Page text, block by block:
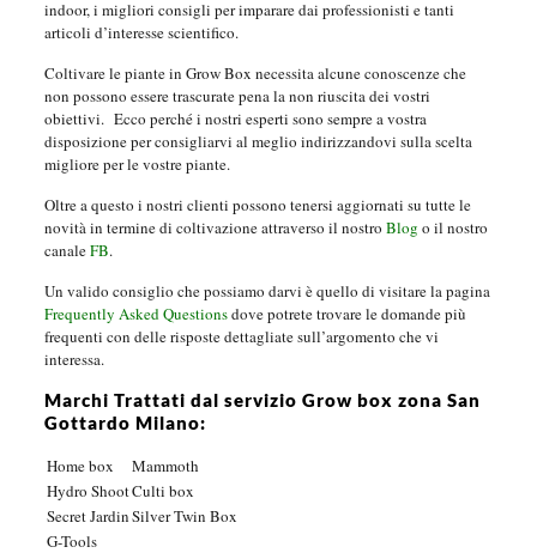
indoor, i migliori consigli per imparare dai professionisti e tanti
articoli d’interesse scientifico.
Coltivare le piante in Grow Box necessita alcune conoscenze che
non possono essere trascurate pena la non riuscita dei vostri
obiettivi. Ecco perché i nostri esperti sono sempre a vostra
disposizione per consigliarvi al meglio indirizzandovi sulla scelta
migliore per le vostre piante.
Oltre a questo i nostri clienti possono tenersi aggiornati su tutte le
novità in termine di coltivazione attraverso il nostro Blog o il nostro
canaleFB.
Un valido consiglio che possiamo darvi è quello di visitare la pagina
Frequently Asked Questionsdove potrete trovare le domande più
frequenti con delle risposte dettagliate sull’argomento che vi
interessa.
Marchi Trattati dal servizio Grow box zona San
Gottardo Milano:
Home box
Mammoth
Hydro ShootCulti box
Secret JardinSilver Twin Box
G-Tools